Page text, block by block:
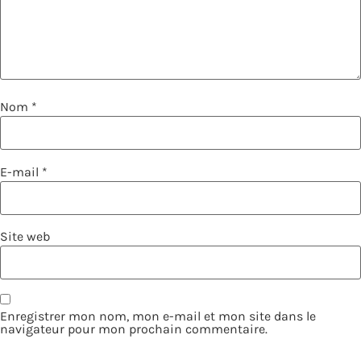
Nom *
E-mail *
Site web
Enregistrer mon nom, mon e-mail et mon site dans le
navigateur pour mon prochain commentaire.